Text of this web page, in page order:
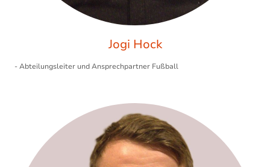
Jogi Hock
- Abteilungsleiter und Ansprechpartner Fußball